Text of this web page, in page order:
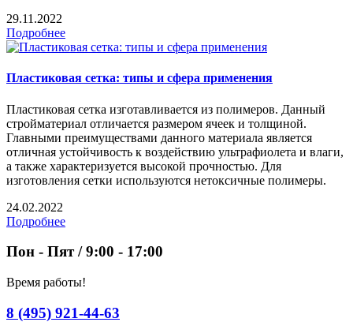
29.11.2022
Подробнее
Пластиковая сетка: типы и сфера применения
Пластиковая сетка изготавливается из полимеров. Данный
стройматериал отличается размером ячеек и толщиной.
Главными преимуществами данного материала является
отличная устойчивость к воздействию ультрафиолета и влаги,
а также характеризуется высокой прочностью. Для
изготовления сетки используются нетоксичные полимеры.
24.02.2022
Подробнее
Пон - Пят / 9:00 - 17:00
Время работы!
8 (495) 921-44-63